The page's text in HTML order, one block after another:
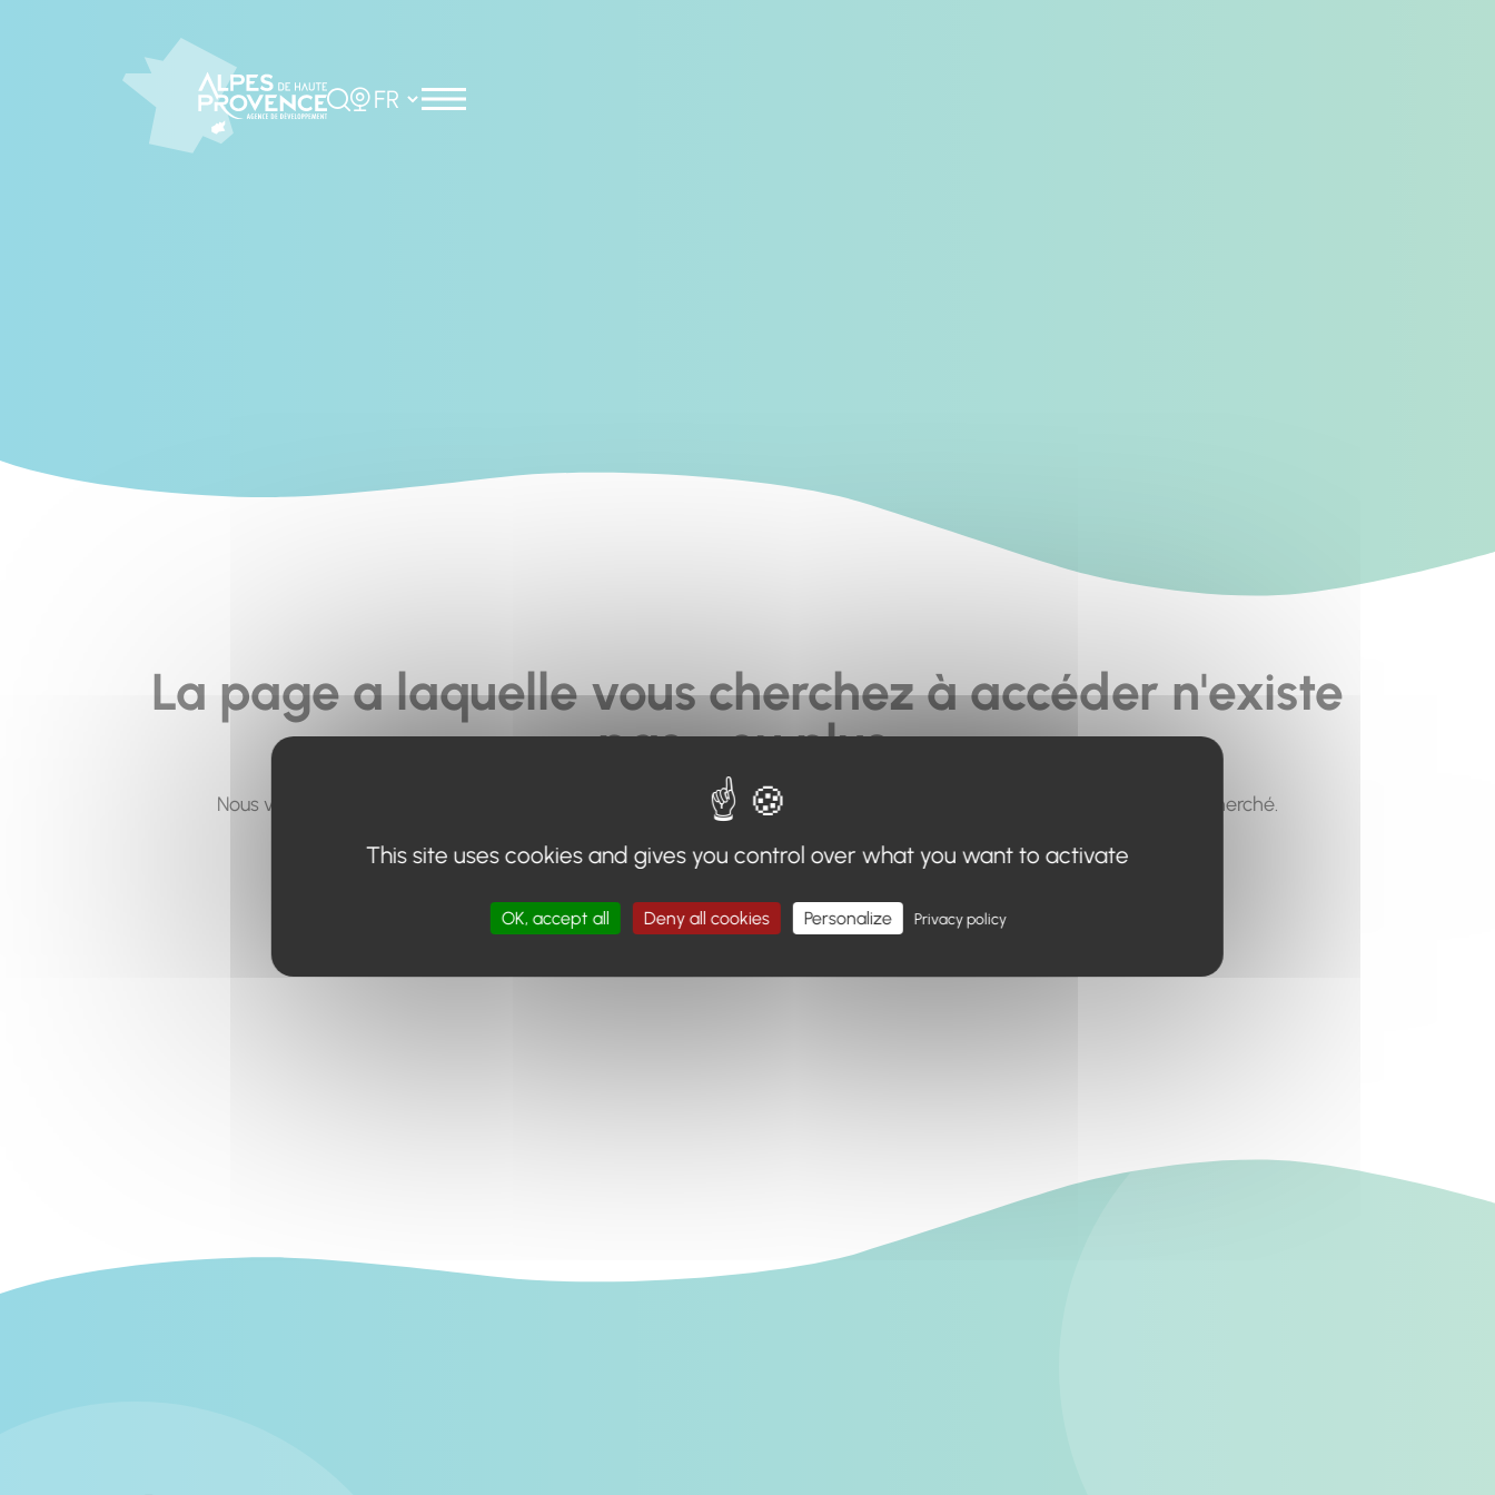
Rechercher
Choisir la langue
La page a laquelle vous cherchez à accéder n'existe
pas... ou plus.
Nous vous invitons à utiliser le moteur de recherche en haut de page, ou à utiliser le menu pour trouver le contenu recherché.
Retour à l'accueil
This site uses cookies and gives you control over what you want to activate
OK, accept all Deny all cookies Personalize Privacy policy